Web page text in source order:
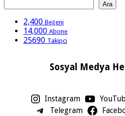
Ara
2,400 Beğeni
14,000 Abone
25690 Takipci
Sosyal Medya
Instagram
Telegram